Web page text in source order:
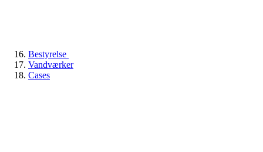
Bestyrelse
Vandværker
Cases